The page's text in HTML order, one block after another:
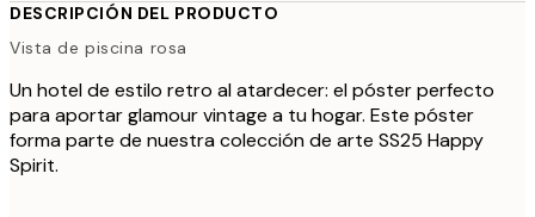
DESCRIPCIÓN DEL PRODUCTO
Vista de piscina rosa
Un hotel de estilo retro al atardecer: el póster perfecto
para aportar glamour vintage a tu hogar. Este póster
forma parte de nuestra colección de arte SS25 Happy
Spirit.